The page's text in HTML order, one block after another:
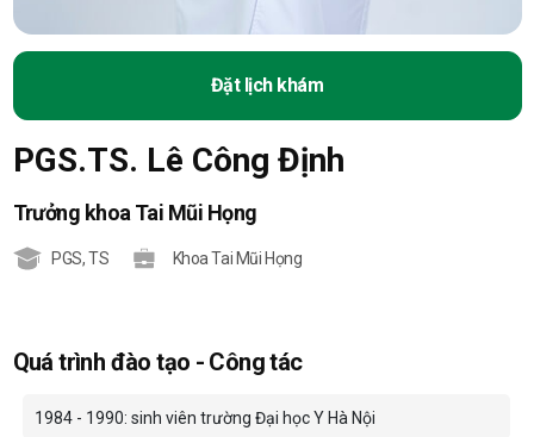
Đặt lịch khám
PGS.TS. Lê Công Định
Trưởng khoa Tai Mũi Họng
PGS,TS Khoa Tai Mũi Họng
Quá trình đào tạo - Công tác
1984 - 1990: sinh viên trường Đại học Y Hà Nội